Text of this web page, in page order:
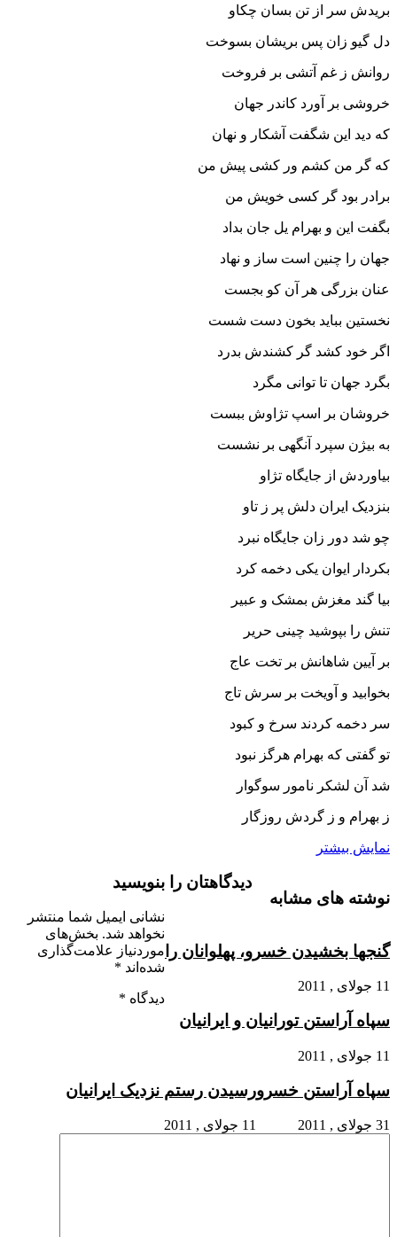
بریدش سر از تن بسان چکاو
دل گیو زان پس بریشان بسوخت
روانش ز غم آتشى بر فروخت‏
خروشى بر آورد کاندر جهان
که دید این شگفت آشکار و نهان‏
که گر من کشم ور کشى پیش من
برادر بود گر کسى خویش من‏
بگفت این و بهرام یل جان بداد
جهان را چنین است ساز و نهاد
عنان بزرگى هر آن کو بجست
نخستین بباید بخون دست شست‏
اگر خود کشد گر کشندش بدرد
بگرد جهان تا توانى مگرد
خروشان بر اسپ تژاوش ببست
به بیژن سپرد آنگهى بر نشست‏
بیاوردش از جایگاه تژاو
بنزدیک ایران دلش پر ز تاو
چو شد دور زان جایگاه نبرد
بکردار ایوان یکى دخمه کرد
بیا گند مغزش بمشک و عبیر
تنش را بپوشید چینى حریر
بر آیین شاهانش بر تخت عاج
بخوابید و آویخت بر سرش تاج‏
سر دخمه کردند سرخ و کبود
تو گفتى که بهرام هرگز نبود
شد آن لشکر نامور سوگوار
ز بهرام و ز گردش روزگار
نمایش بیشتر
نوشته های مشابه
گنجها بخشیدن خسرو، پهلوانان را
11 جولای , 2011
سپاه آراستن تورانیان و ایرانیان
11 جولای , 2011
سپاه آراستن خسرو
31 جولای , 2011
رسیدن رستم نزدیک ایرانیان
11 جولای , 2011
دیدگاهتان را بنویسید
نشانی ایمیل شما منتشر
نخواهد شد. بخش‌های
موردنیاز علامت‌گذاری
شده‌اند *
دیدگاه *